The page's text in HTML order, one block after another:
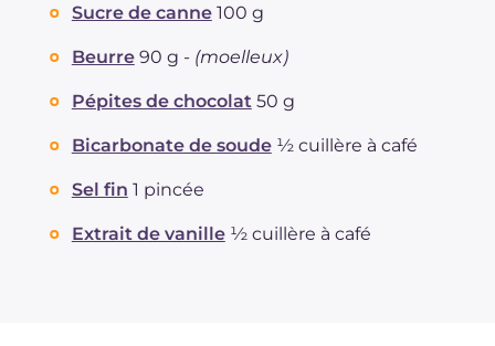
Sucre de canne 100 g
Beurre 90 g - (moelleux)
Pépites de chocolat 50 g
Bicarbonate de soude ½ cuillère à café
Sel fin 1 pincée
Extrait de vanille ½ cuillère à café